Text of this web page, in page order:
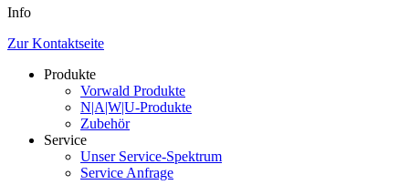
Info
Zur Kontaktseite
Produkte
Vorwald Produkte
N|A|W|U-Produkte
Zubehör
Service
Unser Service-Spektrum
Service Anfrage